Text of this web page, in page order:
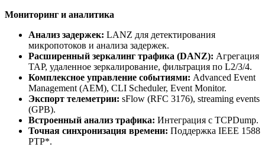
Мониторинг и аналитика
Анализ задержек: LANZ для детектирования
микропотоков и анализа задержек.
Расширенный зеркалинг трафика (DANZ): Агрегация
TAP, удаленное зеркалирование, фильтрация по L2/3/4.
Комплексное управление событиями: Advanced Event
Management (AEM), CLI Scheduler, Event Monitor.
Экспорт телеметрии: sFlow (RFC 3176), streaming events
(GPB).
Встроенный анализ трафика: Интеграция с TCPDump.
Точная синхронизация времени: Поддержка IEEE 1588
PTP*.